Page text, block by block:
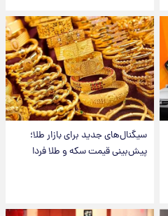
سیگنال‌های جدید برای بازار طلا؛
پیش‌بینی قیمت سکه و طلا فردا